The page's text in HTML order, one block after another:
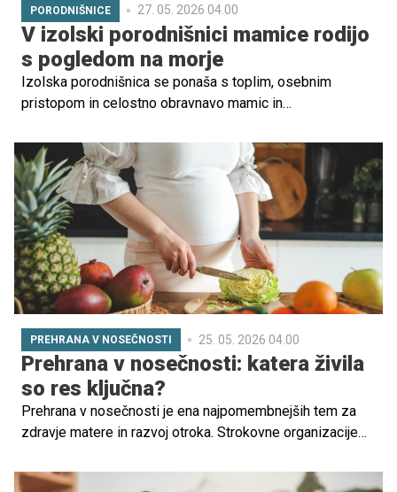
PORODNIŠNICE 27. 05. 2026 04.00
V izolski porodnišnici mamice rodijo
s pogledom na morje
Izolska porodnišnica se ponaša s toplim, osebnim
pristopom in celostno obravnavo mamic in
štacija in oddelek za otročnice v istem nadstropju, lahko
celostno poskrbijo za nosečnice, mamice in
novorojenčke ves čas njihovega bivanja. Bodočim
staršem so na voljo brezplačna tematska predavanja in
vodeni ogledi, kjer spoznajo osebje in prostore. Vsako
rojstvo pozdravijo z mesečno objavo imen
novorojenčkov, kar odraža veliko srčnost sicer majhne
porodnišnice. In še – novopečene mamice imajo iz sob
najlepši pogled na morje.
PREHRANA V NOSEČNOSTI 25. 05. 2026 04.00
Prehrana v nosečnosti: katera živila
so res ključna?
Prehrana v nosečnosti je ena najpomembnejših tem za
zdravje matere in razvoj otroka. Strokovne organizacije
kakovostno, z več hranili in manj praznih kalorij.